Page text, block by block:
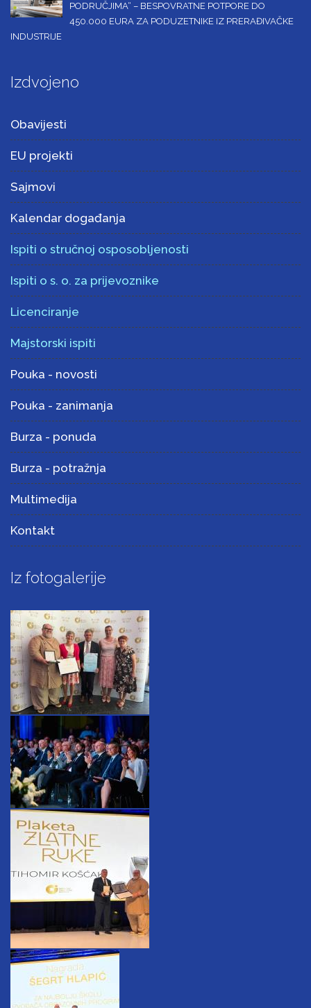
PODRUČJIMA“ – BESPOVRATNE POTPORE DO
450.000 EURA ZA PODUZETNIKE IZ PRERAĐIVAČKE
INDUSTRIJE
Izdvojeno
Obavijesti
EU projekti
Sajmovi
Kalendar događanja
Ispiti o stručnoj osposobljenosti
Ispiti o s. o. za prijevoznike
Licenciranje
Majstorski ispiti
Pouka - novosti
Pouka - zanimanja
Burza - ponuda
Burza - potražnja
Multimedija
Kontakt
Iz fotogalerije